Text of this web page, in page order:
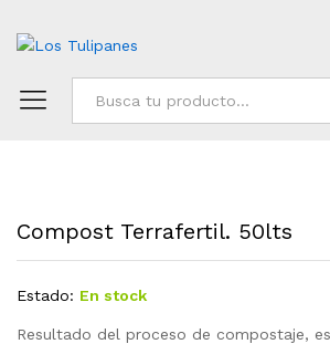
Compost Terrafertil. 50lts
Estado: En stock
Resultado del proceso de compostaje,